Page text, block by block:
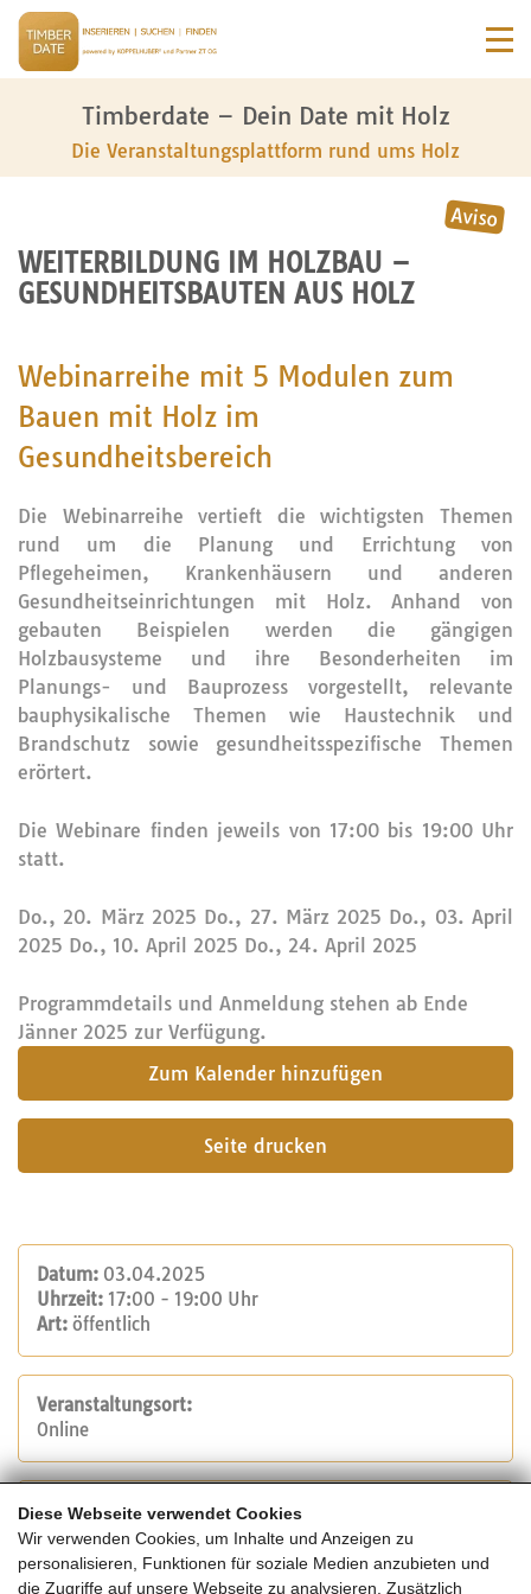
Diese Webseite verwendet Cookies
Wir verwenden Cookies, um Inhalte und Anzeigen zu
personalisieren, Funktionen für soziale Medien anzubieten und
die Zugriffe auf unsere Webseite zu analysieren. Zusätzlich
Timberdate – Dein Date mit Holz
Die Veranstaltungsplattform rund ums Holz
WEITERBILDUNG IM HOLZBAU –
GESUNDHEITSBAUTEN AUS HOLZ
Webinarreihe mit 5 Modulen zum
Bauen mit Holz im
Gesundheitsbereich
Die Webinarreihe vertieft die wichtigsten Themen
rund um die Planung und Errichtung von
Pflegeheimen, Krankenhäusern und anderen
Gesundheitseinrichtungen mit Holz. Anhand von
gebauten Beispielen werden die gängigen
Holzbausysteme und ihre Besonderheiten im
Planungs- und Bauprozess vorgestellt, relevante
bauphysikalische Themen wie Haustechnik und
Brandschutz sowie gesundheitsspezifische Themen
erörtert.
Die Webinare finden jeweils von 17:00 bis 19:00 Uhr
statt.
Do., 20. März 2025 Do., 27. März 2025 Do., 03. April
2025 Do., 10. April 2025 Do., 24. April 2025
Programmdetails und Anmeldung stehen ab Ende
Jänner 2025 zur Verfügung.
Seite drucken
Datum: 03.04.2025
Uhrzeit: 17:00 - 19:00 Uhr
Art: öffentlich
Veranstaltungsort:
Online
Veranstalter:
proHolz Austria
Tel.: +43 1 712 04 74
E-Mail:info@proholz.at